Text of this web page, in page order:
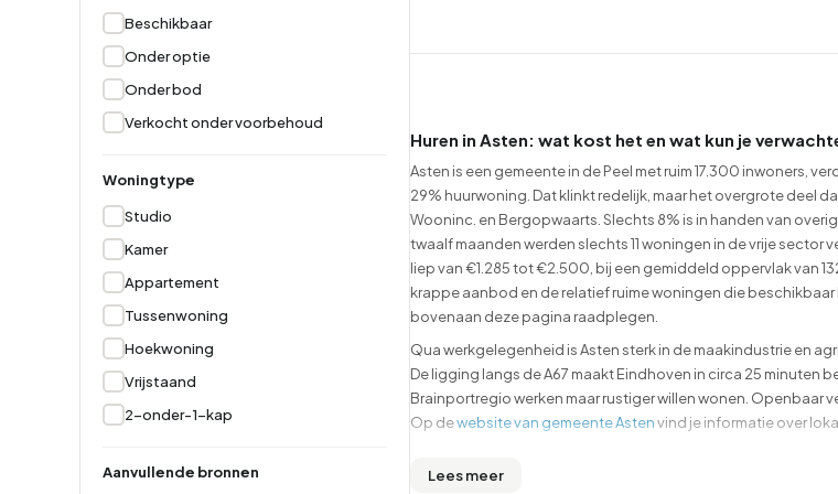
Beschikbaar
Onder optie
Onder bod
Verkocht onder voorbehoud
Woningtype
Studio
Kamer
Appartement
Tussenwoning
Hoekwoning
Vrijstaand
2-onder-1-kap
Aanvullende bronnen
Huren in Asten: wat kost het en wat kun je
Asten is een gemeente in de Peel met ruim 17.300 inwoners,
29% huurwoning. Dat klinkt redelijk, maar het overgrote deel
Wooninc. en Bergopwaarts. Slechts 8% is in handen van
twaalf maanden werden slechts 11 woningen in de vrije
liep van €1.285 tot €2.500, bij een gemiddeld oppervlak van
krappe aanbod en de relatief ruime woningen die
bovenaan deze pagina raadplegen.
Qua werkgelegenheid is Asten sterk in de maakindustrie en
De ligging langs de A67 maakt Eindhoven in circa 25 minuten
Brainportregio werken maar rustiger willen wonen. Openbaar
Op dewebsite van gemeente Astenvind je informatie over
Wijken en kernen: waar wil je in Asten wonen?
Lees meer